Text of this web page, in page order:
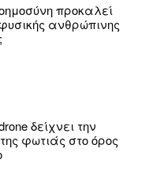
προκαλεί
ανθρώπινης
δείχνει την
φωτιάς στο όρος